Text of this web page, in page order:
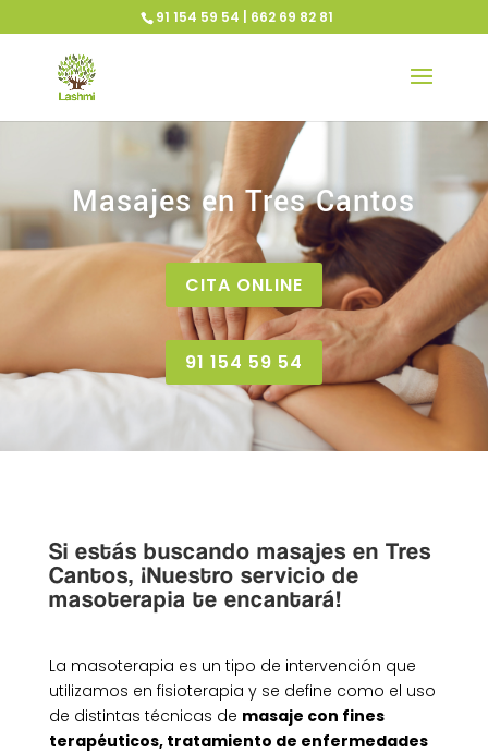
91 154 59 54 | 662 69 82 81
Masajes en Tres Cantos
CITA ONLINE
91 154 59 54
Si estás buscando masajes en Tres
Cantos, ¡Nuestro servicio de
masoterapia te encantará!
La masoterapia es un tipo de intervención que
utilizamos en fisioterapia y se define como el uso
de distintas técnicas de masaje con fines
terapéuticos, tratamiento de enfermedades